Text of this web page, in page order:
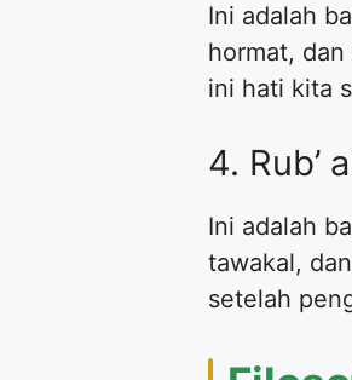
Ini adalah
hormat,
ini hati kita
4. Rub’
Ini adalah
tawakal,
setelah